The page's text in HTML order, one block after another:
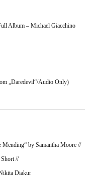
Album – Michael Giacchino
„Daredevil“/Audio Only)
by Samantha Moore //
//
Diakur